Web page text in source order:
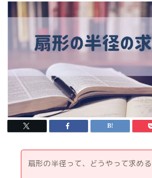
扇形の半径って、どうやって求める